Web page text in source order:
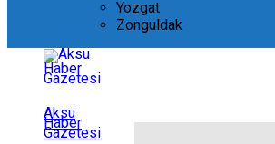
Yozgat
Zonguldak
Aksu
Haber
Gazetesi